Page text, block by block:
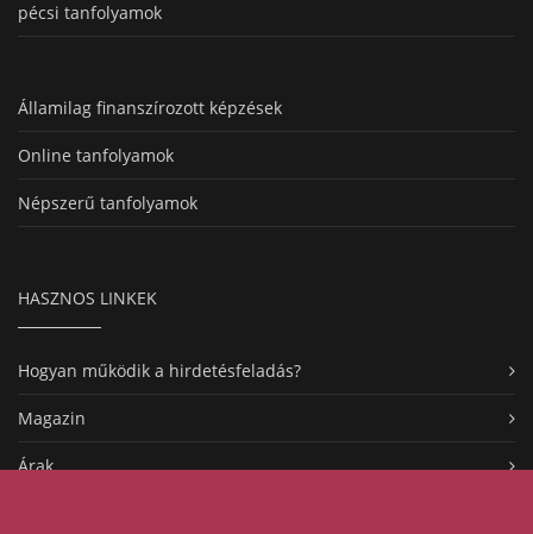
pécsi tanfolyamok
Államilag finanszírozott képzések
Online tanfolyamok
Népszerű tanfolyamok
HASZNOS LINKEK
Hogyan működik a hirdetésfeladás?
Magazin
Árak